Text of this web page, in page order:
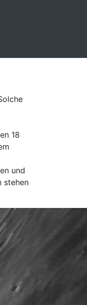
18
und
stehen